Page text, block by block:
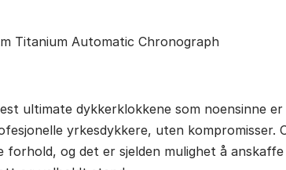
Titanium Automatic Chronograph
ultimate dykkerklokkene som noensinne
yrkesdykkere, uten kompromisser.
forhold, og det er sjelden mulighet å